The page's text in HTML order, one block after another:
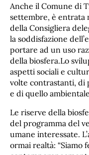
Anche il Comune di
settembre, è entrata
della Consigliera
la soddisfazione
portare ad un uso
della biosfera.Lo
aspetti sociali e
volte contrastanti, di
e di quello
Le riserve della
del programma del
umane interessate.
ormai realtà: “Siamo